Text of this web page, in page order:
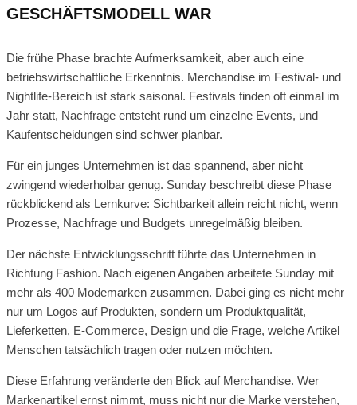
GESCHÄFTSMODELL WAR
Die frühe Phase brachte Aufmerksamkeit, aber auch eine
betriebswirtschaftliche Erkenntnis. Merchandise im Festival- und
Nightlife-Bereich ist stark saisonal. Festivals finden oft einmal im
Jahr statt, Nachfrage entsteht rund um einzelne Events, und
Kaufentscheidungen sind schwer planbar.
Für ein junges Unternehmen ist das spannend, aber nicht
zwingend wiederholbar genug. Sunday beschreibt diese Phase
rückblickend als Lernkurve: Sichtbarkeit allein reicht nicht, wenn
Prozesse, Nachfrage und Budgets unregelmäßig bleiben.
Der nächste Entwicklungsschritt führte das Unternehmen in
Richtung Fashion. Nach eigenen Angaben arbeitete Sunday mit
mehr als 400 Modemarken zusammen. Dabei ging es nicht mehr
nur um Logos auf Produkten, sondern um Produktqualität,
Lieferketten, E-Commerce, Design und die Frage, welche Artikel
Menschen tatsächlich tragen oder nutzen möchten.
Diese Erfahrung veränderte den Blick auf Merchandise. Wer
Markenartikel ernst nimmt, muss nicht nur die Marke verstehen,